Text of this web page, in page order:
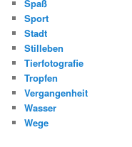
Spaß
Sport
Stadt
Stilleben
Tierfotografie
Tropfen
Vergangenheit
Wasser
Wege